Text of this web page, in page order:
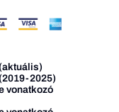
2025)
vonatkozó